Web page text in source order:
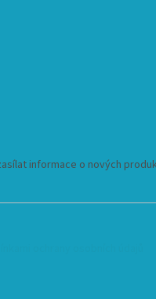
informace o nových